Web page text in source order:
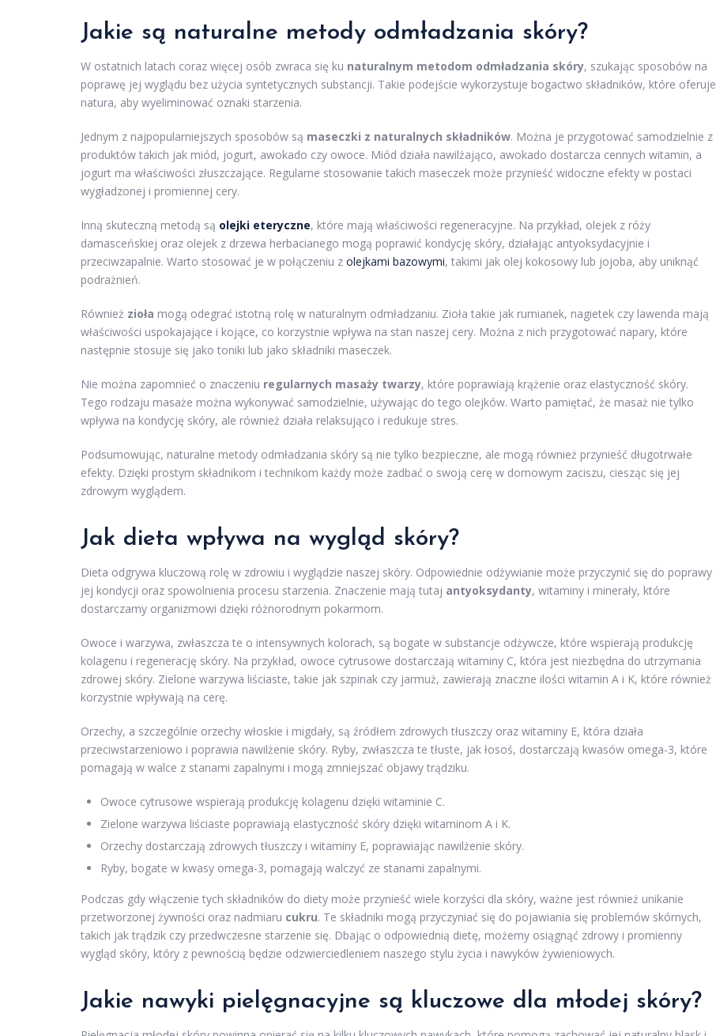
Jakie są naturalne metody odmładzania skóry?
W ostatnich latach coraz więcej osób zwraca się ku naturalnym metodom odmładzania skóry, szukając sposobów na
poprawę jej wyglądu bez użycia syntetycznych substancji. Takie podejście wykorzystuje bogactwo składników, które oferuje
natura, aby wyeliminować oznaki starzenia.
Jednym z najpopularniejszych sposobów są maseczki z naturalnych składników. Można je przygotować samodzielnie z
produktów takich jak miód, jogurt, awokado czy owoce. Miód działa nawilżająco, awokado dostarcza cennych witamin, a
jogurt ma właściwości złuszczające. Regularne stosowanie takich maseczek może przynieść widoczne efekty w postaci
wygładzonej i promiennej cery.
Inną skuteczną metodą są olejki eteryczne, które mają właściwości regeneracyjne. Na przykład, olejek z róży
damasceńskiej oraz olejek z drzewa herbacianego mogą poprawić kondycję skóry, działając antyoksydacyjnie i
przeciwzapalnie. Warto stosować je w połączeniu z olejkami bazowymi, takimi jak olej kokosowy lub jojoba, aby uniknąć
podrażnień.
Również zioła mogą odegrać istotną rolę w naturalnym odmładzaniu. Zioła takie jak rumianek, nagietek czy lawenda mają
właściwości uspokajające i kojące, co korzystnie wpływa na stan naszej cery. Można z nich przygotować napary, które
następnie stosuje się jako toniki lub jako składniki maseczek.
Nie można zapomnieć o znaczeniu regularnych masaży twarzy, które poprawiają krążenie oraz elastyczność skóry.
Tego rodzaju masaże można wykonywać samodzielnie, używając do tego olejków. Warto pamiętać, że masaż nie tylko
wpływa na kondycję skóry, ale również działa relaksująco i redukuje stres.
Podsumowując, naturalne metody odmładzania skóry są nie tylko bezpieczne, ale mogą również przynieść długotrwałe
efekty. Dzięki prostym składnikom i technikom każdy może zadbać o swoją cerę w domowym zaciszu, ciesząc się jej
zdrowym wyglądem.
Jak dieta wpływa na wygląd skóry?
Dieta odgrywa kluczową rolę w zdrowiu i wyglądzie naszej skóry. Odpowiednie odżywianie może przyczynić się do poprawy
jej kondycji oraz spowolnienia procesu starzenia. Znaczenie mają tutaj antyoksydanty, witaminy i minerały, które
dostarczamy organizmowi dzięki różnorodnym pokarmom.
Owoce i warzywa, zwłaszcza te o intensywnych kolorach, są bogate w substancje odżywcze, które wspierają produkcję
kolagenu i regenerację skóry. Na przykład, owoce cytrusowe dostarczają witaminy C, która jest niezbędna do utrzymania
zdrowej skóry. Zielone warzywa liściaste, takie jak szpinak czy jarmuż, zawierają znaczne ilości witamin A i K, które również
korzystnie wpływają na cerę.
Orzechy, a szczególnie orzechy włoskie i migdały, są źródłem zdrowych tłuszczy oraz witaminy E, która działa
przeciwstarzeniowo i poprawia nawilżenie skóry. Ryby, zwłaszcza te tłuste, jak łosoś, dostarczają kwasów omega-3, które
pomagają w walce z stanami zapalnymi i mogą zmniejszać objawy trądziku.
Owoce cytrusowe wspierają produkcję kolagenu dzięki witaminie C.
Zielone warzywa liściaste poprawiają elastyczność skóry dzięki witaminom A i K.
Orzechy dostarczają zdrowych tłuszczy i witaminy E, poprawiając nawilżenie skóry.
Ryby, bogate w kwasy omega-3, pomagają walczyć ze stanami zapalnymi.
Podczas gdy włączenie tych składników do diety może przynieść wiele korzyści dla skóry, ważne jest również unikanie
przetworzonej żywności oraz nadmiaru cukru. Te składniki mogą przyczyniać się do pojawiania się problemów skórnych,
takich jak trądzik czy przedwczesne starzenie się. Dbając o odpowiednią dietę, możemy osiągnąć zdrowy i promienny
wygląd skóry, który z pewnością będzie odzwierciedleniem naszego stylu życia i nawyków żywieniowych.
Jakie nawyki pielęgnacyjne są kluczowe dla młodej skóry?